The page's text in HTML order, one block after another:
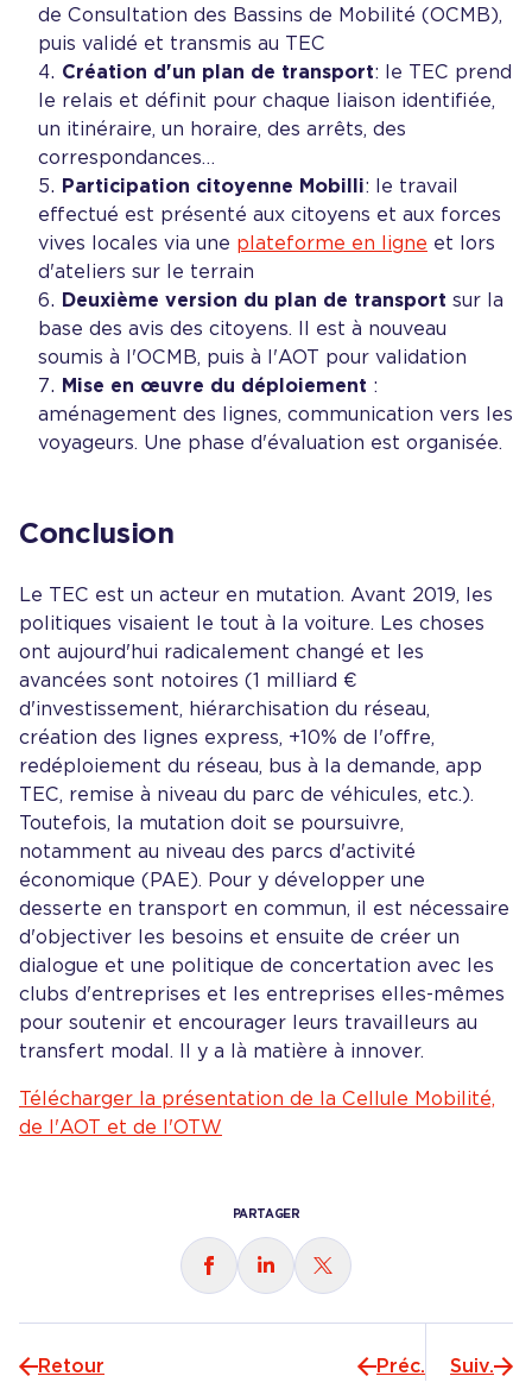
de Consultation des Bassins de Mobilité (OCMB),
puis validé et transmis au TEC
Création d'un plan de transport: le TEC prend
le relais et définit pour chaque liaison identifiée,
un itinéraire, un horaire, des arrêts, des
correspondances…
Participation citoyenne Mobilli: le travail
effectué est présenté aux citoyens et aux forces
vives locales via une plateforme en ligne et lors
d'ateliers sur le terrain
Deuxième version du plan de transport sur la
base des avis des citoyens. Il est à nouveau
soumis à l'OCMB, puis à l'AOT pour validation
Mise en œuvre du déploiement :
aménagement des lignes, communication vers les
voyageurs. Une phase d'évaluation est organisée.
Conclusion
Le TEC est un acteur en mutation. Avant 2019, les
politiques visaient le tout à la voiture. Les choses
ont aujourd'hui radicalement changé et les
avancées sont notoires (1 milliard €
d'investissement, hiérarchisation du réseau,
création des lignes express, +10% de l'offre,
redéploiement du réseau, bus à la demande, app
TEC, remise à niveau du parc de véhicules, etc.).
Toutefois, la mutation doit se poursuivre,
notamment au niveau des parcs d'activité
économique (PAE). Pour y développer une
desserte en transport en commun, il est nécessaire
d'objectiver les besoins et ensuite de créer un
dialogue et une politique de concertation avec les
clubs d'entreprises et les entreprises elles-mêmes
pour soutenir et encourager leurs travailleurs au
transfert modal. Il y a là matière à innover.
Télécharger la présentation de la Cellule Mobilité,
de l'AOT et de l'OTW
PARTAGER
Partager surFacebook
Partager surPartager sur
Retour Préc. Suiv.